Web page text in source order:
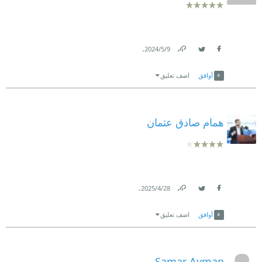
9‏/5‏/2024
.
أوافق اضف تعليق
همام صادق عثمان
28‏/4‏/2025
.
أوافق اضف تعليق